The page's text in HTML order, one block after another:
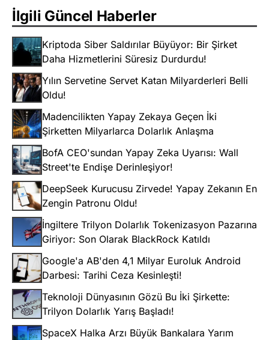
İlgili Güncel Haberler
Kriptoda Siber Saldırılar Büyüyor: Bir Şirket
Daha Hizmetlerini Süresiz Durdurdu!
Yılın Servetine Servet Katan Milyarderleri Belli
Oldu!
Madencilikten Yapay Zekaya Geçen İki
Şirketten Milyarlarca Dolarlık Anlaşma
BofA CEO'sundan Yapay Zeka Uyarısı: Wall
Street'te Endişe Derinleşiyor!
DeepSeek Kurucusu Zirvede! Yapay Zekanın En
Zengin Patronu Oldu!
İngiltere Trilyon Dolarlık Tokenizasyon Pazarına
Giriyor: Son Olarak BlackRock Katıldı
Google'a AB'den 4,1 Milyar Euroluk Android
Darbesi: Tarihi Ceza Kesinleşti!
Teknoloji Dünyasının Gözü Bu İki Şirkette:
Trilyon Dolarlık Yarış Başladı!
SpaceX Halka Arzı Büyük Bankalara Yarım